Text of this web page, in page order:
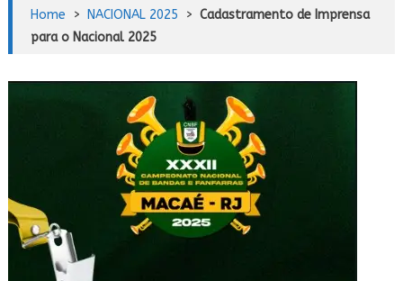
Home > NACIONAL 2025 > Cadastramento de Imprensa
para o Nacional 2025